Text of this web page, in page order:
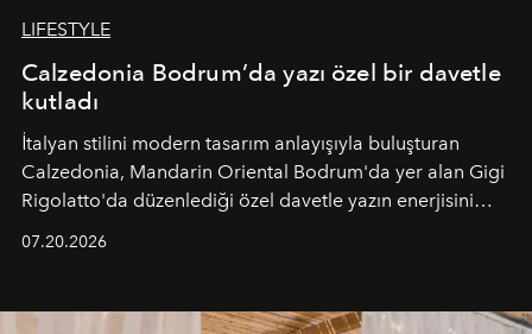
LIFESTYLE
Calzedonia Bodrum’da yazı özel bir davetle
kutladı
İtalyan stilini modern tasarım anlayışıyla buluşturan
Calzedonia, Mandarin Oriental Bodrum'da yer alan Gigi
Rigolatto'da düzenlediği özel davetle yazın enerjisini
07.20.2026